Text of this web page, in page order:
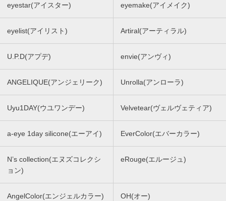
eyestar(アイスター) eyemake(アイメイク)
eyelist(アイリスト) Artiral(アーティラル)
U.P.D(アプデ) envie(アンヴィ)
ANGELIQUE(アンジェリーク) Unrolla(アンローラ)
Uyu1DAY(ウユワンデー) Velvetear(ヴェルヴェティア)
a-eye 1day silicone(エーアイ) EverColor(エバーカラー)
N’s collection(エヌズコレクシ
ョン)
eRouge(エルージュ)
AngelColor(エンジェルカラー) OH(オー)